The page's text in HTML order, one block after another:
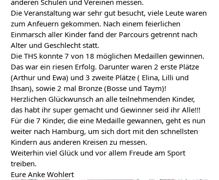
anderen Schulen und Vereinen messen.
Die Veranstaltung war sehr gut besucht, viele Leute waren
zum Anfeuern gekommen. Nach einem feierlichen
Einmarsch aller Kinder fand der Parcours getrennt nach
Alter und Geschlecht statt.
Die THS konnte 7 von 18 möglichen Medaillen gewinnen.
Das war ein riesen Erfolg. Darunter waren 2 erste Plätze
(Arthur und Ewa) und 3 zweite Plätze ( Elina, Lilli und
Ihsan), sowie 2 mal Bronze (Bosse und Taym)!
Herzlichen Glückwunsch an alle teilnehmenden Kinder,
das habt ihr super gemacht und Gewinner seid ihr Alle!!!
Für die 7 Kinder, die eine Medaille gewannen, geht es nun
weiter nach Hamburg, um sich dort mit den schnellsten
Kindern aus anderen Kreisen zu messen.
Weiterhin viel Glück und vor allem Freude am Sport
treiben.
Eure Anke Wohlert